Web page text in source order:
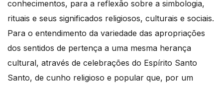
conhecimentos, para a reflexão sobre a simbologia,
rituais e seus significados religiosos, culturais e sociais.
Para o entendimento da variedade das apropriações
dos sentidos de pertença a uma mesma herança
cultural, através de celebrações do Espírito Santo
Santo, de cunho religioso e popular que, por um